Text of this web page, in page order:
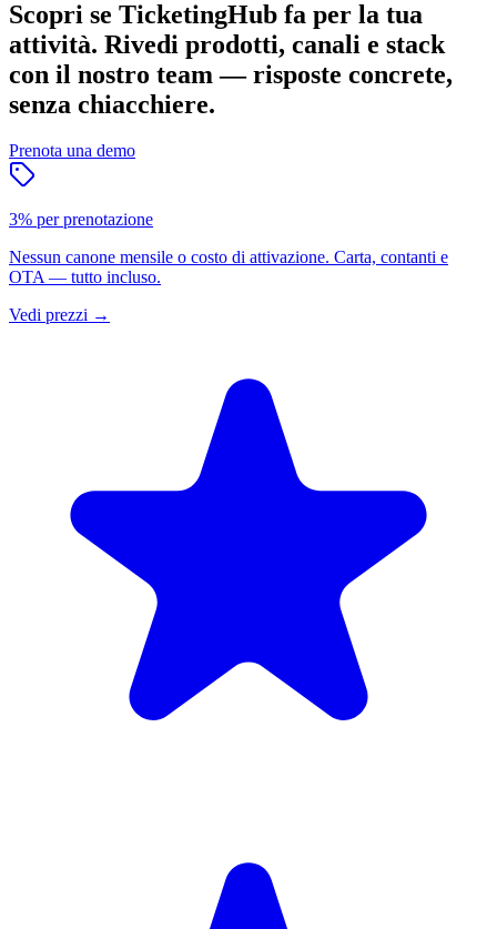
Scopri se TicketingHub fa per la tua
attività. Rivedi prodotti, canali e stack
con il nostro team — risposte concrete,
senza chiacchiere.
Prenota una demo
3% per prenotazione
Nessun canone mensile o costo di attivazione. Carta, contanti e
OTA — tutto incluso.
Vedi prezzi →